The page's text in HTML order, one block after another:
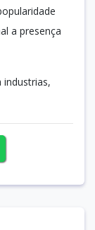
a presença
industrias,